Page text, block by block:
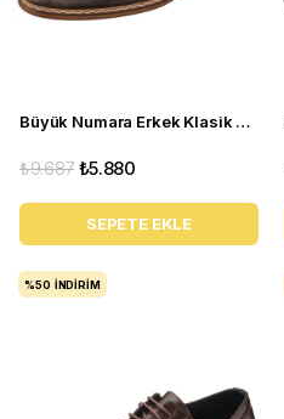
Büyük Numara Erkek Klasik Ayakkabı - Tr121 Kahverengi
₺5.880
₺9.687
SEPETE EKLE
%50 İNDIRIM